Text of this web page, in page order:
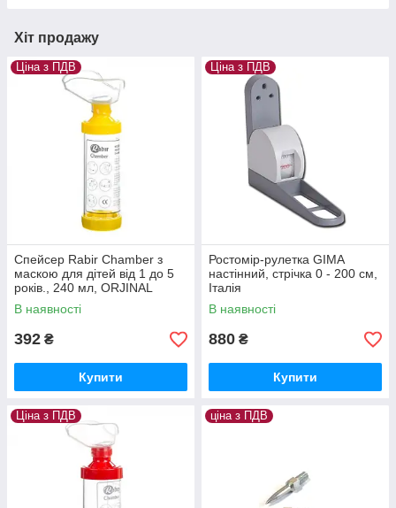
Хіт продажу
Ціна з ПДВ
Спейсер Rabir Chamber з
маскою для дітей від 1 до 5
років., 240 мл, ORJINAL
MEDIKAL, Туреччина
В наявності
392 ₴
Купити
Ціна з ПДВ
Ростомір-рулетка GIMA
настінний, стрічка 0 - 200 см,
Італія
В наявності
880 ₴
Купити
Ціна з ПДВ ціна з ПДВ